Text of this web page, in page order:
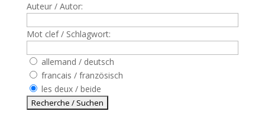
Auteur / Autor:
Mot clef / Schlagwort:
allemand / deutsch
francais / französisch
les deux / beide